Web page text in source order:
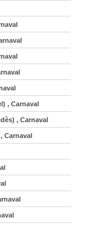
, Carnaval
, Carnaval
Carnaval